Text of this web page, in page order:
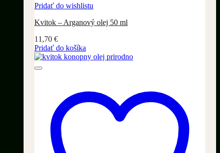
Pridať do wishlistu
Kvitok – Arganový olej 50 ml
11,70 €
Pridať do košíka